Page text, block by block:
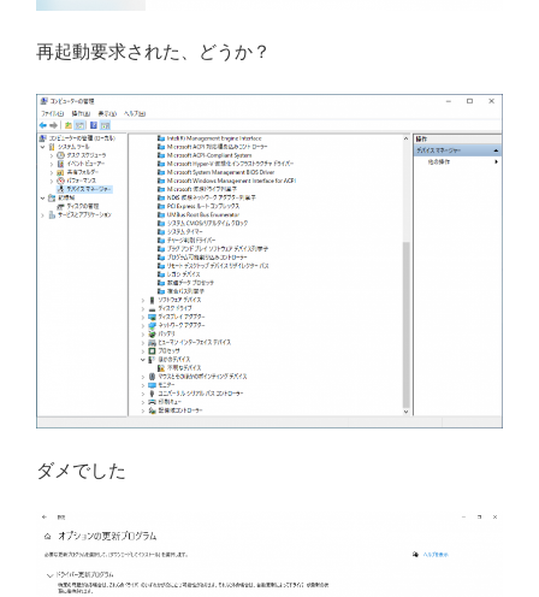
再起動要求された、どうか？
ダメでした